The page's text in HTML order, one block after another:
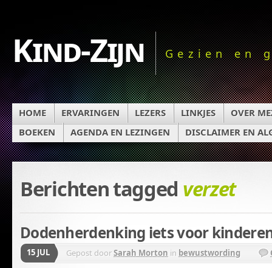
Kind-Zijn Gezien en
HOME ERVARINGEN LEZERS LINKJES
OVER
BOEKEN
AGENDA EN LEZINGEN DISCLAIMER EN
Berichten tagged verzet
Dodenherdenking iets voor
15 JUL Gepost doorSarah Morton in bewustwording